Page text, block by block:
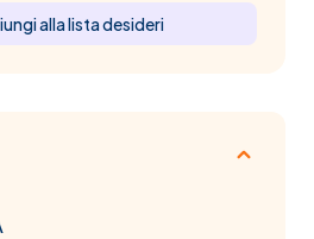
alla lista desideri